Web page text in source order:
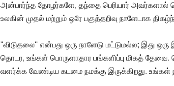
அன்பார்ந்த தோழர்களே, தந்தை பெரியார் அவர்களால்
உலகின் முதல் மற்றும் ஒரே பகுத்தறிவு நாளேடாக
"விடுதலை" என்பது ஒரு நாளேடு மட்டுமல்ல; இது
தொடர, உங்கள் பொருளாதார பங்களிப்பு மிகத் தேவை.
வளர்க்க வேண்டிய கடமை நமக்கு இருக்கிறது.